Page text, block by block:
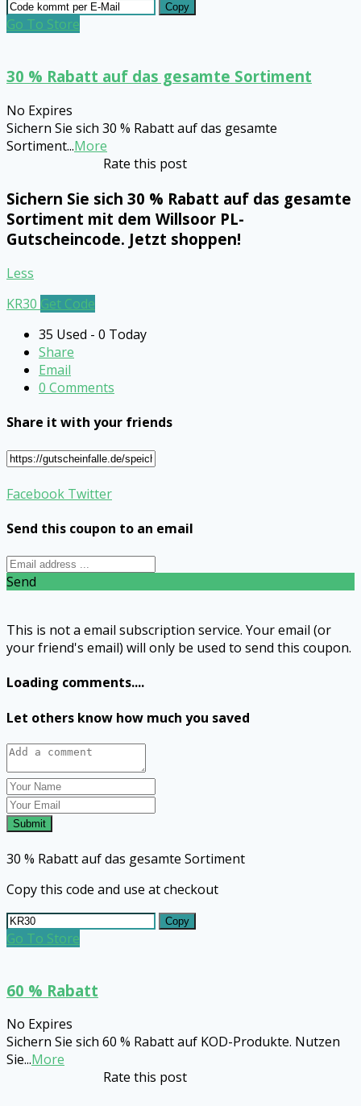
Copy
Go To Store
30 % Rabatt auf das gesamte Sortiment
No Expires
Sichern Sie sich 30 % Rabatt auf das gesamte
Sortiment...More
Rate this post
Sichern Sie sich 30 % Rabatt auf das gesamte
Sortiment mit dem Willsoor PL-
Gutscheincode. Jetzt shoppen!
Less
KR30 Get Code
35 Used - 0 Today
Share
Email
0 Comments
Share it with your friends
Facebook Twitter
Send this coupon to an email
Send
This is not a email subscription service. Your email (or
your friend's email) will only be used to send this coupon.
Loading comments....
Let others know how much you saved
Submit
30 % Rabatt auf das gesamte Sortiment
Copy this code and use at checkout
Copy
Go To Store
60 % Rabatt
No Expires
Sichern Sie sich 60 % Rabatt auf KOD-Produkte. Nutzen
Sie...More
Rate this post